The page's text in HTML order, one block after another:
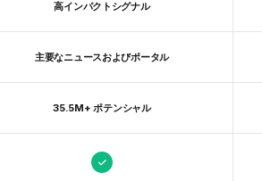
高インパクトシグナル
主要なニュースおよびポータル
35.5M+ ポテンシャル